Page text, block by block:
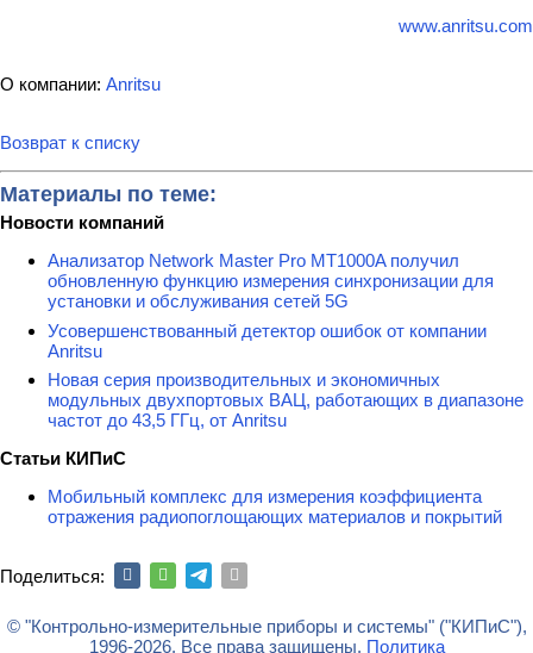
www.anritsu.com
О компании: Anritsu
Возврат к списку
Материалы по теме:
Новости компаний
Анализатор Network Master Pro MT1000A получил
обновленную функцию измерения синхронизации для
установки и обслуживания сетей 5G
Усовершенствованный детектор ошибок от компании
Anritsu
Новая серия производительных и экономичных
модульных двухпортовых ВАЦ, работающих в диапазоне
частот до 43,5 ГГц, от Anritsu
Статьи КИПиС
Мобильный комплекс для измерения коэффициента
отражения радиопоглощающих материалов и покрытий
Поделиться:
© "Контрольно-измерительные приборы и системы" ("КИПиС"),
1996-2026. Все права защищены. Политика